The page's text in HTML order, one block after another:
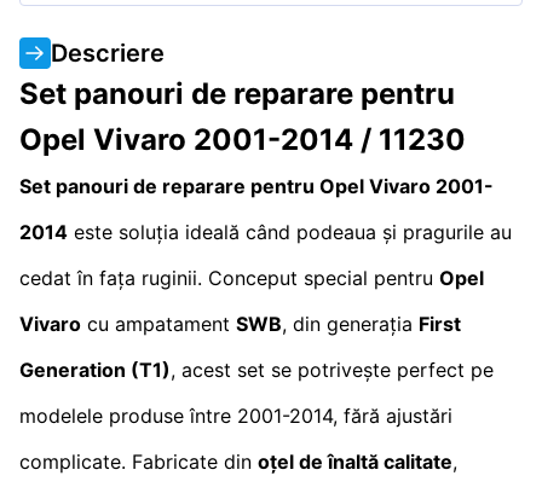
Descriere
Set panouri de reparare pentru
Opel Vivaro 2001-2014 / 11230
Set panouri de reparare pentru Opel Vivaro 2001-
2014 este soluția ideală când podeaua și pragurile au
cedat în fața ruginii. Conceput special pentru Opel
Vivaro cu ampatament SWB, din generația First
Generation (T1), acest set se potrivește perfect pe
modelele produse între 2001-2014, fără ajustări
complicate. Fabricate din oțel de înaltă calitate,